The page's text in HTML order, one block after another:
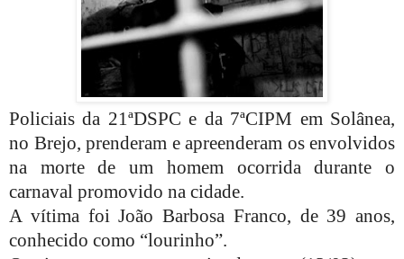
Policiais da 21ªDSPC e da 7ªCIPM em Solânea,
no Brejo, prenderam e apreenderam os envolvidos
na morte de um homem ocorrida durante o
carnaval promovido na cidade.
A vítima foi João Barbosa Franco, de 39 anos,
conhecido como “lourinho”.